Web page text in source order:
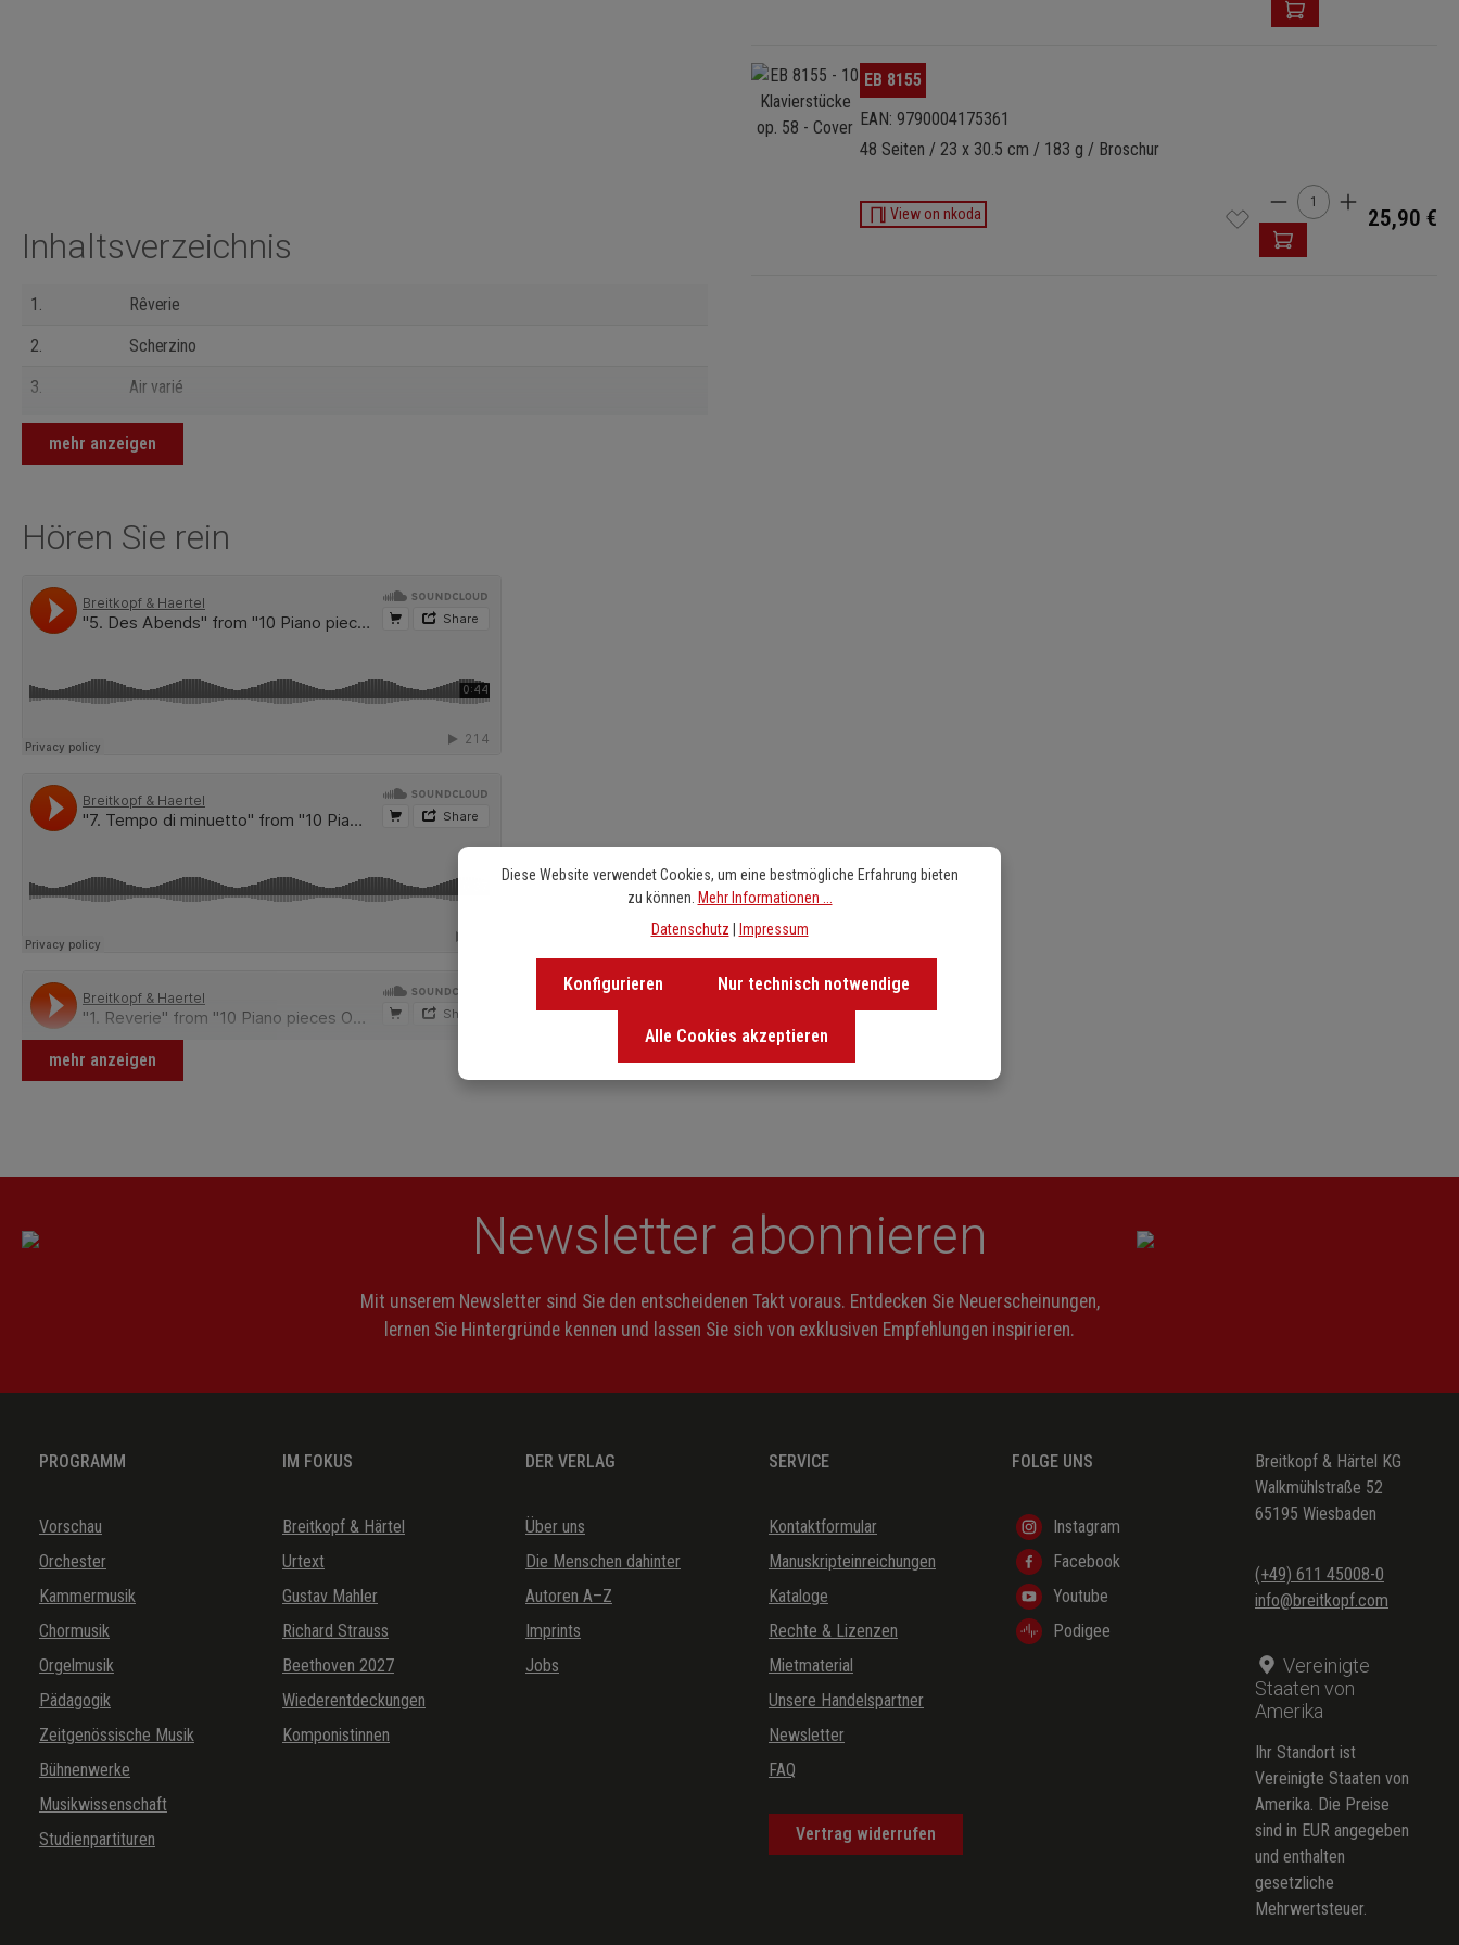
Bildergalerie überspringen
EB 8155
EAN: 9790004175361
48 Seiten / 23 x 30.5 cm / 183 g / Broschur
View on nkoda Produkt Anzahl:
25,90 €
Inhaltsverzeichnis
1.
Rêverie
2.
Scherzino
3.
Air varié
4.
Der Hirt
5.
Des Abends
7.
Tempo di minuetto
8.
Fischerlied
9.
Ständchen
Sommerlied
mehr anzeigen
Hören Sie rein
mehr anzeigen
Newsletter abonnieren
Mit unserem Newsletter sind Sie den entscheidenen Takt voraus. Entdecken Sie Neuerscheinungen,
lernen Sie Hintergründe kennen und lassen Sie sich von exklusiven Empfehlungen inspirieren.
PROGRAMM
Vorschau
Orchester
Kammermusik
Chormusik
Orgelmusik
Pädagogik
Zeitgenössische Musik
Bühnenwerke
Musikwissenschaft
Studienpartituren
IM FOKUS
Breitkopf & Härtel
Urtext
Gustav Mahler
Richard Strauss
Beethoven 2027
Wiederentdeckungen
Komponistinnen
DER VERLAG
Über uns
Die Menschen dahinter
Autoren A–Z
Imprints
Jobs
SERVICE
Kontaktformular
Manuskripteinreichungen
Kataloge
Rechte & Lizenzen
Mietmaterial
Unsere Handelspartner
Newsletter
FAQ
Vertrag widerrufen
FOLGE UNS
Instagram
Facebook
Youtube
Podigee
Breitkopf & Härtel KG
Walkmühlstraße 52
65195 Wiesbaden
(+49) 611 45008-0
info@breitkopf.com
Vereinigte
Staaten von
Amerika
Ihr Standort ist
Vereinigte Staaten von
Amerika. Die Preise
sind in EUR angegeben
und enthalten
gesetzliche
Mehrwertsteuer.
Diese Website verwendet Cookies, um eine bestmögliche Erfahrung bieten
zu können. Mehr Informationen ...
Datenschutz
Impressum
Nur technisch notwendige
Konfigurieren
Alle Cookies akzeptieren